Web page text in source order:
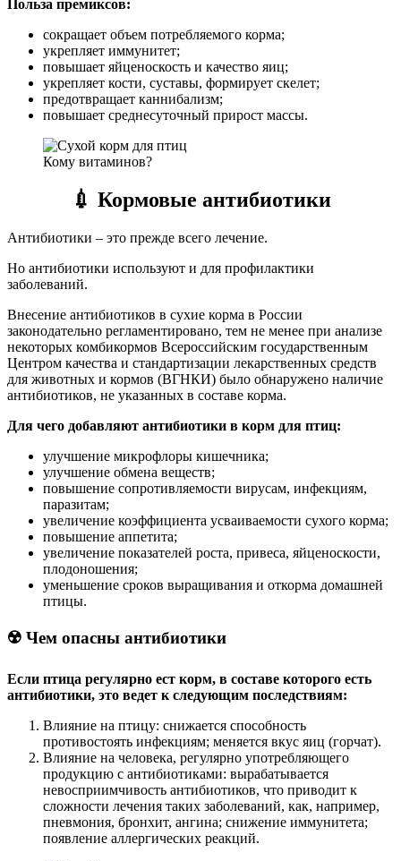
Польза премиксов:
сокращает объем потребляемого корма;
укрепляет иммунитет;
повышает яйценоскость и качество яиц;
укрепляет кости, суставы, формирует скелет;
предотвращает каннибализм;
повышает среднесуточный прирост массы.
Кому витаминов?
💉 Кормовые антибиотики
Антибиотики – это прежде всего лечение.
Но антибиотики используют и для профилактики
заболеваний.
Внесение антибиотиков в сухие корма в России
законодательно регламентировано, тем не менее при анализе
некоторых комбикормов Всероссийским государственным
Центром качества и стандартизации лекарственных средств
для животных и кормов (ВГНКИ) было обнаружено наличие
антибиотиков, не указанных в составе корма.
Для чего добавляют антибиотики в корм для птиц:
улучшение микрофлоры кишечника;
улучшение обмена веществ;
повышение сопротивляемости вирусам, инфекциям,
паразитам;
увеличение коэффициента усваиваемости сухого корма;
повышение аппетита;
увеличение показателей роста, привеса, яйценоскости,
плодоношения;
уменьшение сроков выращивания и откорма домашней
птицы.
☢ ️ Чем опасны антибиотики
Если птица регулярно ест корм, в составе которого есть
антибиотики, это ведет к следующим последствиям:
Влияние на птицу: снижается способность
противостоять инфекциям; меняется вкус яиц (горчат).
Влияние на человека, регулярно употребляющего
продукцию с антибиотиками: вырабатывается
невосприимчивость антибиотиков, что приводит к
сложности лечения таких заболеваний, как, например,
пневмония, бронхит, ангина; снижение иммунитета;
появление аллергических реакций.